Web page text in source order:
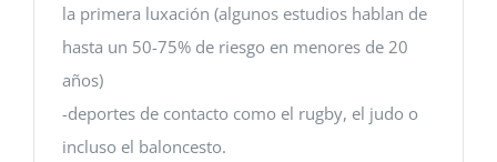
la primera luxación (algunos estudios hablan de
hasta un 50-75% de riesgo en menores de 20
años)
-deportes de contacto como el rugby, el judo o
incluso el baloncesto.